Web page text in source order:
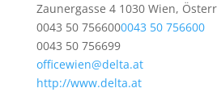
Zaunergasse 4 1030 Wien,
0043 50 7566000043 50 756600
0043 50 756699
officewien@delta.at
http://www.delta.at